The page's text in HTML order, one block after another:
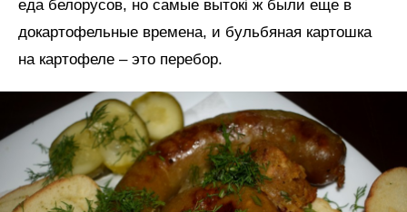
еда белорусов, но самые вытокі ж были еще в
докартофельные времена, и бульбяная картошка
на картофеле – это перебор.